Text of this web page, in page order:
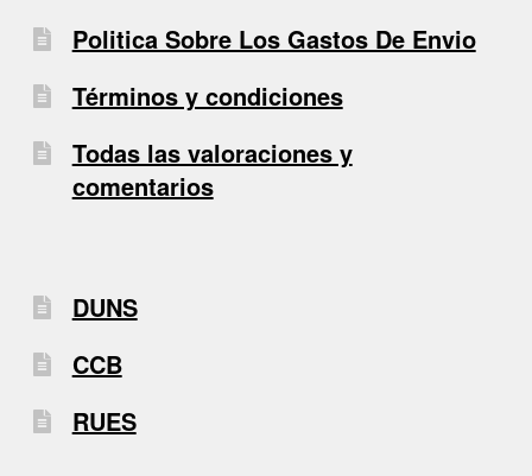
Politica Sobre Los Gastos De Envio
Términos y condiciones
Todas las valoraciones y
comentarios
DUNS
CCB
RUES